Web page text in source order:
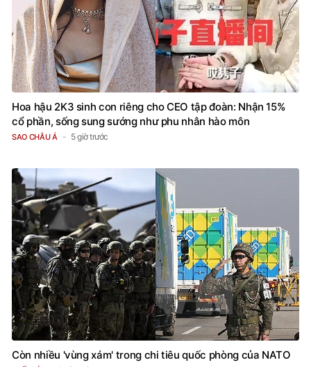
Hoa hậu 2K3 sinh con riêng cho CEO tập đoàn: Nhận 15%
cổ phần, sống sung sướng như phu nhân hào môn
SAO CHÂU Á 5 giờ trước
Còn nhiều 'vùng xám' trong chi tiêu quốc phòng của NATO